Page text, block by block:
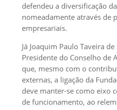
defendeu a diversificação
nomeadamente através de
empresariais.
Já Joaquim Paulo Taveira
Presidente do Conselho de
que, mesmo com o
externas, a ligação da
deve manter-se como eixo
de funcionamento, ao